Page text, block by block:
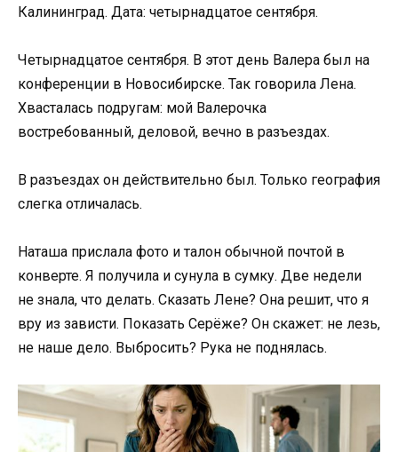
Калининград. Дата: четырнадцатое сентября.
Четырнадцатое сентября. В этот день Валера был на
конференции в Новосибирске. Так говорила Лена.
Хвасталась подругам: мой Валерочка
востребованный, деловой, вечно в разъездах.
В разъездах он действительно был. Только география
слегка отличалась.
Наташа прислала фото и талон обычной почтой в
конверте. Я получила и сунула в сумку. Две недели
не знала, что делать. Сказать Лене? Она решит, что я
вру из зависти. Показать Серёже? Он скажет: не лезь,
не наше дело. Выбросить? Рука не поднялась.